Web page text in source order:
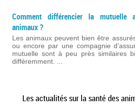
Comment différencier la mutuelle
animaux ?
Les animaux peuvent bien être
ou encore par une compagnie
mutuelle sont à peu près similaires
différemment. ...
Les actualités sur la santé des